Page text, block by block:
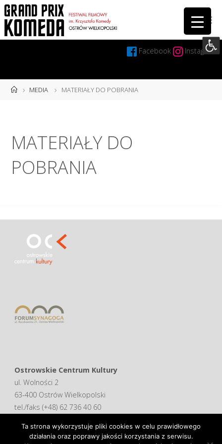
Przejdź
do
treści
Facebook Instagram
StronaMEDIA MATERIAŁY DO POBRANIA
MATERIAŁY DO
POBRANIA
Ostrowskie Centrum Kultury
ul. Wolności 2
63-400 Ostrów Wielkopolski
tel./faks (+48) 62 736 40 60
Deklaracja dostępności
Ta strona wykorzystuje pliki cookies w celu prawidłowego
działania oraz poprawy jakości korzystania z serwisu.